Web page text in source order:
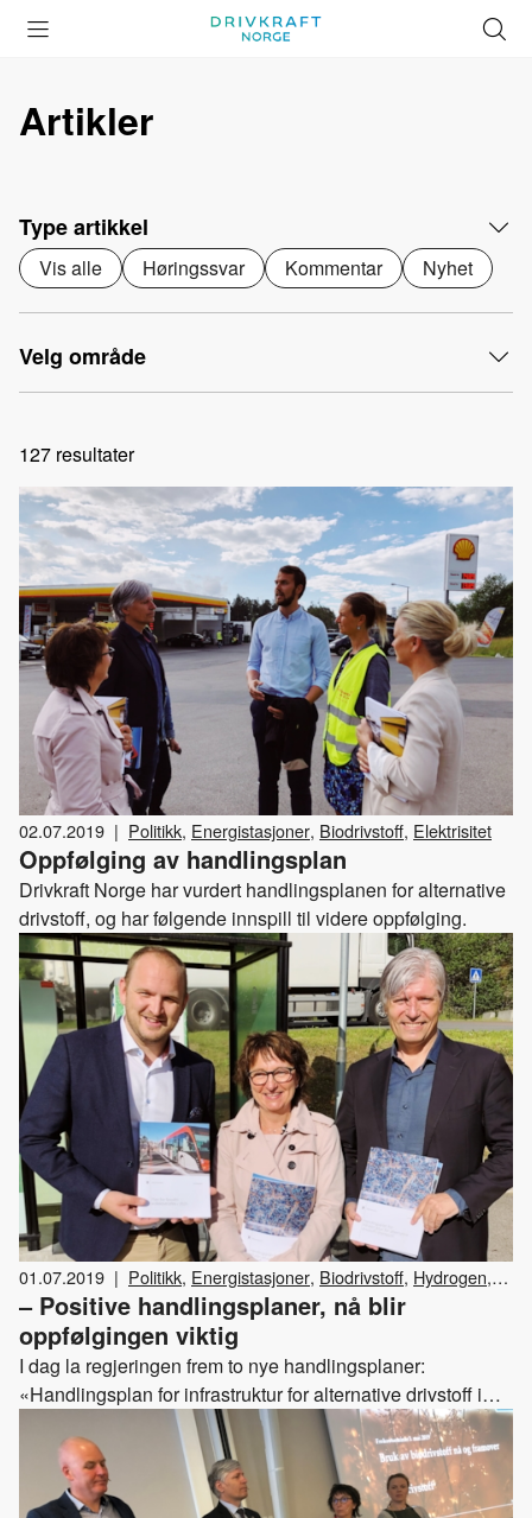
Artikler
Type artikkel
Vis alle Høringssvar Kommentar Nyhet
Velg område
127 resultater
02.07.2019 | Politikk, Energistasjoner, Biodrivstoff, Elektrisitet
Oppfølging av handlingsplan
Drivkraft Norge har vurdert handlingsplanen for alternative
drivstoff, og har følgende innspill til videre oppfølging.
01.07.2019 | Politikk, Energistasjoner, Biodrivstoff, Hydrogen,
Elektrisitet,Gass
– Positive handlingsplaner, nå blir
oppfølgingen viktig
I dag la regjeringen frem to nye handlingsplaner:
«Handlingsplan for infrastruktur for alternative drivstoff i
transport» og «Handlingsplan for fossilfri kollektivtrafikk i
2025. Les våre kommentarer til planene her.